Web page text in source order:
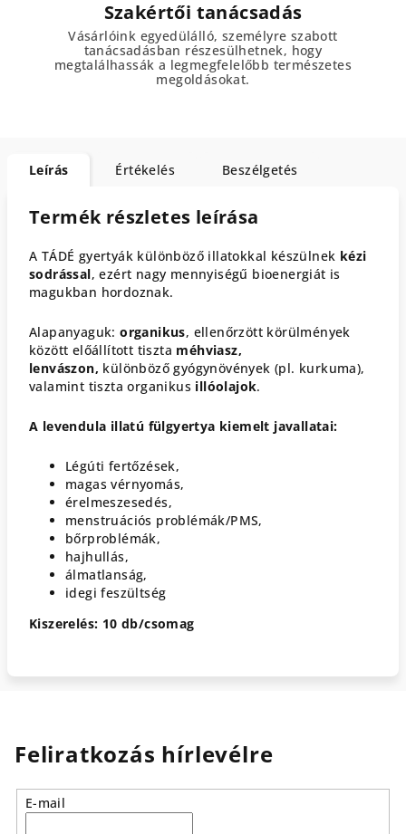
Szakértői tanácsadás
Vásárlóink egyedülálló, személyre szabott
tanácsadásban részesülhetnek, hogy
megtalálhassák a legmegfelelőbb természetes
megoldásokat.
Leírás Értékelés Beszélgetés
Termék részletes leírása
A TÁDÉ gyertyák különböző illatokkal készülnek kézi
sodrással, ezért nagy mennyiségű bioenergiát is
magukban hordoznak.
Alapanyaguk: organikus, ellenőrzött körülmények
között előállított tiszta méhviasz,
lenvászon, különböző gyógynövények (pl. kurkuma),
valamint tiszta organikus illóolajok.
A levendula illatú fülgyertya kiemelt javallatai:
Légúti fertőzések,
magas vérnyomás,
érelmeszesedés,
menstruációs problémák/PMS,
bőrproblémák,
hajhullás,
álmatlanság,
idegi feszültség
Kiszerelés: 10 db/csomag
Feliratkozás hírlevélre
E-mail